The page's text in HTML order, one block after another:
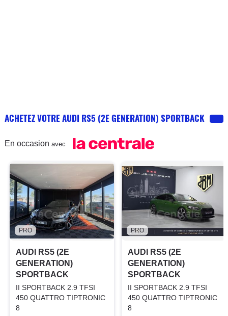
ACHETEZ VOTRE AUDI RS5 (2E GENERATION) SPORTBACK
En occasion avec
PRO
AUDI RS5 (2E
GENERATION)
SPORTBACK
II SPORTBACK 2.9 TFSI
450 QUATTRO TIPTRONIC
8
PRO
AUDI RS5 (2E
GENERATION)
SPORTBACK
II SPORTBACK 2.9 TFSI
450 QUATTRO TIPTRONIC
8